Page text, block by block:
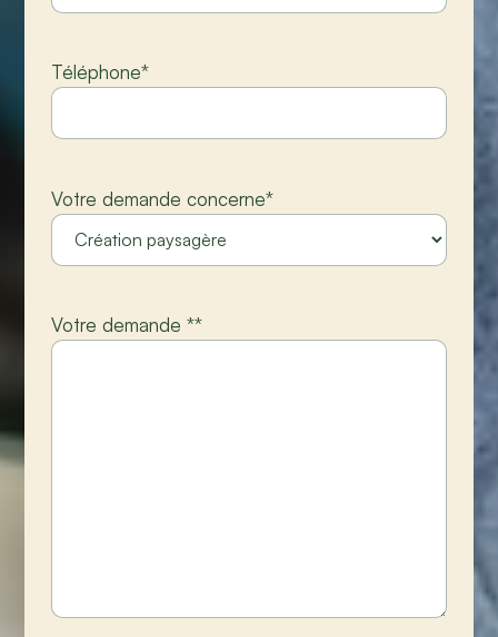
Téléphone*
Votre demande concerne*
Votre demande **